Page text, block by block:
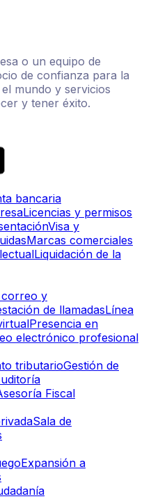
o un equipo de
de confianza para la
mundo y servicios
y tener éxito.
bancaria
Licencias y permisos
Visa y
Marcas comerciales
Liquidación de la
correo y
de llamadasLínea
Presencia en
electrónico profesional
tributarioGestión de
Fiscal
Sala de
Expansión a